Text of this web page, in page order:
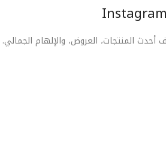
Instagram
المنتجات، العروض، والإلهام الجمالي.